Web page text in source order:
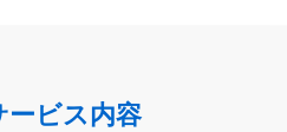
ービス内容